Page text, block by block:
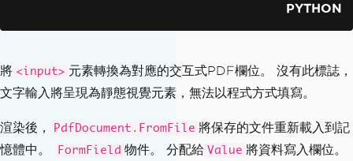
renderer
ChromePdfRenderer
# Enable HTML form-to-PDF-field conver
renderer.RenderingOptions .CreatePdfFor
msFromHtml
= True
PYTHON
將 <input> 元素轉換為對應的交互式PDF欄位。 沒有此標誌，
文字輸入將呈現為靜態視覺元素，無法以程式方式填寫。
渲染後， PdfDocument.FromFile 將保存的文件重新載入到記
憶體中。
FormField 物件。 分配給 Value 將資料寫入欄位。